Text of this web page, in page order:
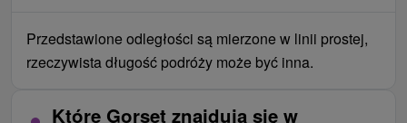
Przedstawione odległości są mierzone w linii prostej,
rzeczywista długość podróży może być inna.
Które Gorset znajdują się w